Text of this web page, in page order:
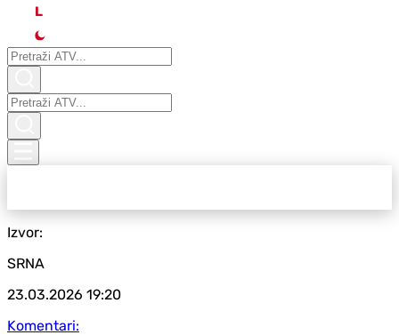
L
Izvor:
SRNA
23.03.2026 19:20
Komentari: